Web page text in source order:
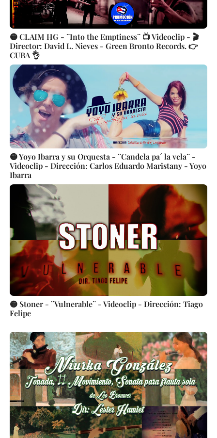
🟡 CLAIM HG - ¨Into the Emptiness¨ 📺 Videoclip - 🎬
Director: David L. Nieves - Green Bronto Records. 👉
CUBA 👌
🟡 Yoyo Ibarra y su Orquesta - ¨Candela pa´ la vela¨ -
Videoclip - Dirección: Carlos Eduardo Maristany - Yoyo
Ibarra
🟡 Stoner - ¨Vulnerable¨ - Videoclip - Dirección: Tiago
Felipe